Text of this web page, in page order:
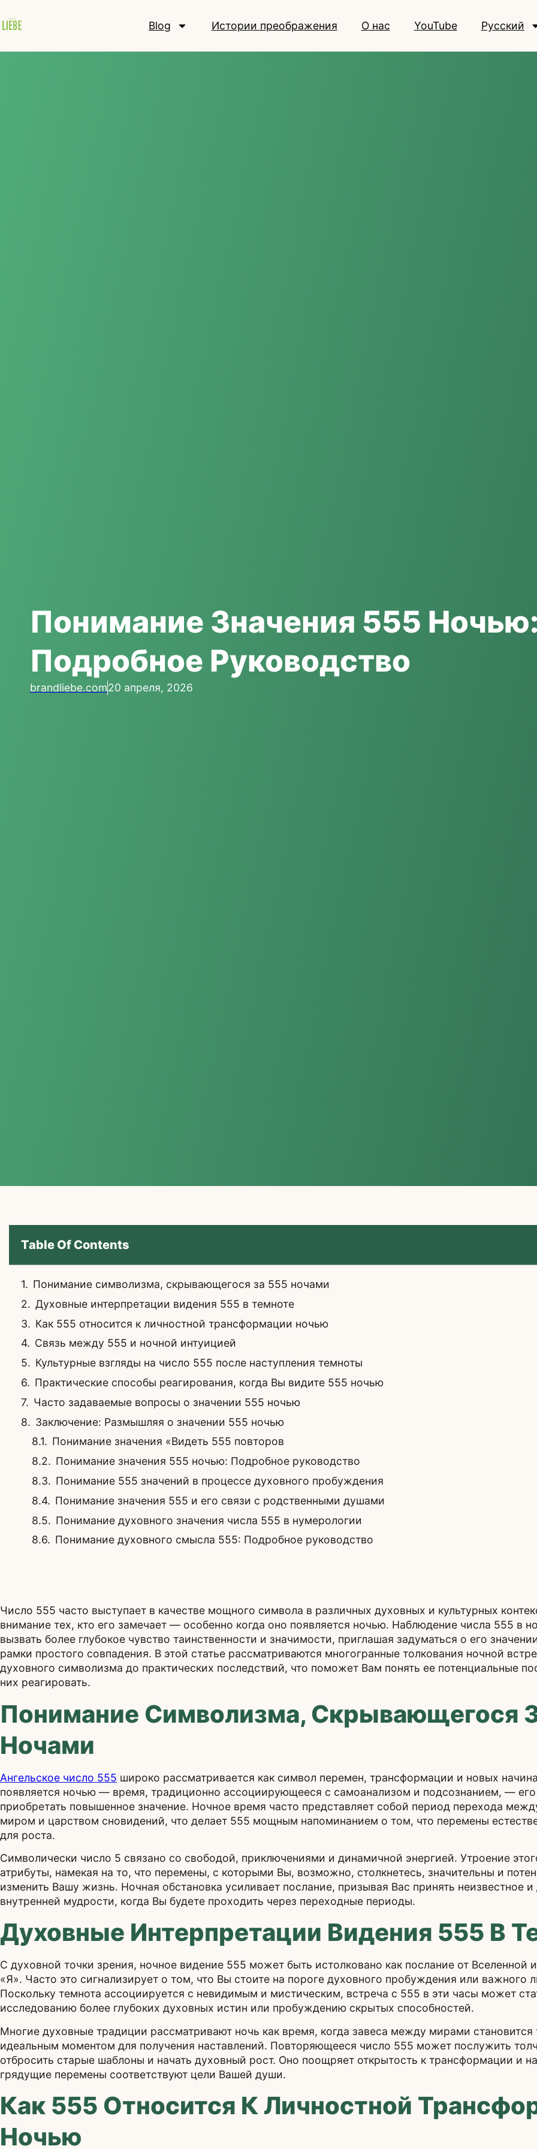
Blog Истории преображения О нас YouTube Русский
Понимание Значения 555
Подробное Руководство
brandliebe.com20 апреля, 2026
Table Of Contents
Понимание символизма, скрывающегося за 555 ночами
Духовные интерпретации видения 555 в темноте
Как 555 относится к личностной трансформации ночью
Связь между 555 и ночной интуицией
Культурные взгляды на число 555 после наступления темноты
Практические способы реагирования, когда Вы видите 555 ночью
Часто задаваемые вопросы о значении 555 ночью
Заключение: Размышляя о значении 555 ночью
Понимание значения «Видеть 555 повторов
Понимание значения 555 ночью: Подробное руководство
Понимание 555 значений в процессе духовного пробуждения
Понимание значения 555 и его связи с родственными душами
Понимание духовного значения числа 555 в нумерологии
Понимание духовного смысла 555: Подробное руководство
Число 555 часто выступает в качестве мощного символа в различных духовных и культурных
внимание тех, кто его замечает — особенно когда оно появляется ночью. Наблюдение числа 555 в
вызвать более глубокое чувство таинственности и значимости, приглашая задуматься о его
рамки простого совпадения. В этой статье рассматриваются многогранные толкования ночной
духовного символизма до практических последствий, что поможет Вам понять ее потенциальные
них реагировать.
Понимание Символизма, Скрывающегося
Ночами
Ангельское число 555 широко рассматривается как символ перемен, трансформации и новых
появляется ночью — время, традиционно ассоциирующееся с самоанализом и подсознанием, —
приобретать повышенное значение. Ночное время часто представляет собой период перехода
миром и царством сновидений, что делает 555 мощным напоминанием о том, что перемены
для роста.
Символически число 5 связано со свободой, приключениями и динамичной энергией. Утроение
атрибуты, намекая на то, что перемены, с которыми Вы, возможно, столкнетесь, значительны и
изменить Вашу жизнь. Ночная обстановка усиливает послание, призывая Вас принять неизвестное
внутренней мудрости, когда Вы будете проходить через переходные периоды.
Духовные Интерпретации Видения 555 В
С духовной точки зрения, ночное видение 555 может быть истолковано как послание от Вселенной
«Я». Часто это сигнализирует о том, что Вы стоите на пороге духовного пробуждения или важного
Поскольку темнота ассоциируется с невидимым и мистическим, встреча с 555 в эти часы может
исследованию более глубоких духовных истин или пробуждению скрытых способностей.
Многие духовные традиции рассматривают ночь как время, когда завеса между мирами становится
идеальным моментом для получения наставлений. Повторяющееся число 555 может послужить
отбросить старые шаблоны и начать духовный рост. Оно поощряет открытость к трансформации и
грядущие перемены соответствуют цели Вашей души.
Как 555 Относится К Личностной
Ночью